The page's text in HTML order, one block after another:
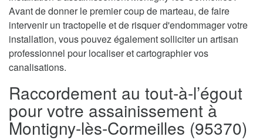
Avant de donner le premier coup de marteau, de faire
intervenir un tractopelle et de risquer d'endommager votre
installation, vous pouvez également solliciter un artisan
professionnel pour localiser et cartographier vos
canalisations.
Raccordement au tout-à-l’égout
pour votre assainissement à
Montigny-lès-Cormeilles (95370)